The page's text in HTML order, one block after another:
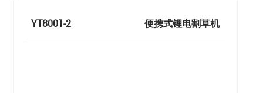
YT8001-2 便携式锂电割草机